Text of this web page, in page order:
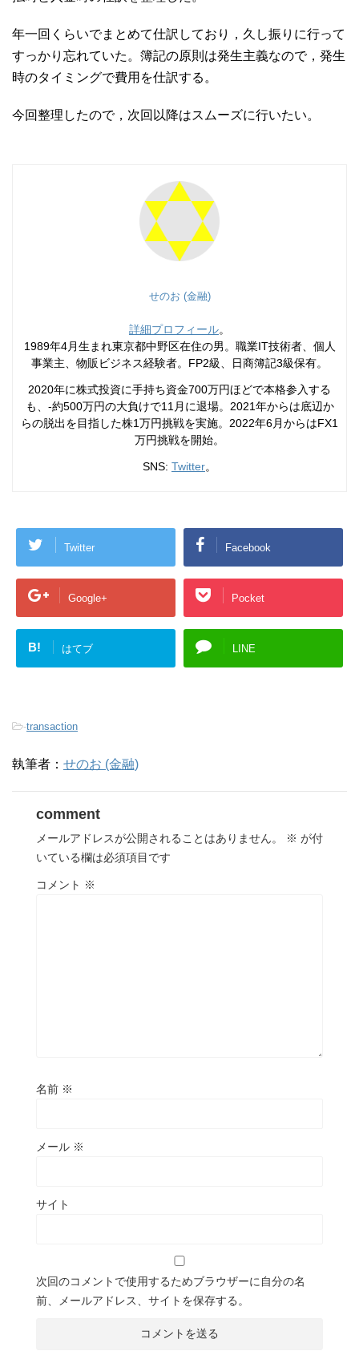
年一回くらいでまとめて仕訳しており，久し振りに行って
すっかり忘れていた。簿記の原則は発生主義なので，発生
時のタイミングで費用を仕訳する。
今回整理したので，次回以降はスムーズに行いたい。
せのお (金融)
詳細プロフィール。
1989年4月生まれ東京都中野区在住の男。職業IT技術者、個人
事業主、物販ビジネス経験者。FP2級、日商簿記3級保有。
2020年に株式投資に手持ち資金700万円ほどで本格参入する
も、-約500万円の大負けで11月に退場。2021年からは底辺か
らの脱出を目指した株1万円挑戦を実施。2022年6月からはFX1
万円挑戦を開始。
SNS: Twitter。
Twitter Facebook
Google+ Pocket
B! はてブ LINE
-transaction
執筆者： せのお (金融)
comment
メールアドレスが公開されることはありません。 ※ が付
いている欄は必須項目です
コメント ※
名前 ※
メール ※
サイト
次回のコメントで使用するためブラウザーに自分の名
前、メールアドレス、サイトを保存する。